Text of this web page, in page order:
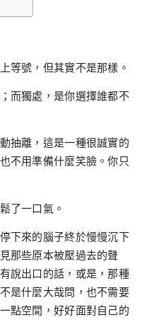
等號，但其實不是那樣。
而獨處，是你選擇誰都不
抽離，這是一種很誠實的
不用準備什麼笑臉。你只
了一口氣。
下來的腦子終於慢慢沉下
那些原本被壓過去的聲
說出口的話，或是，那種
是什麼大哉問，也不需要
點空間，好好面對自己的